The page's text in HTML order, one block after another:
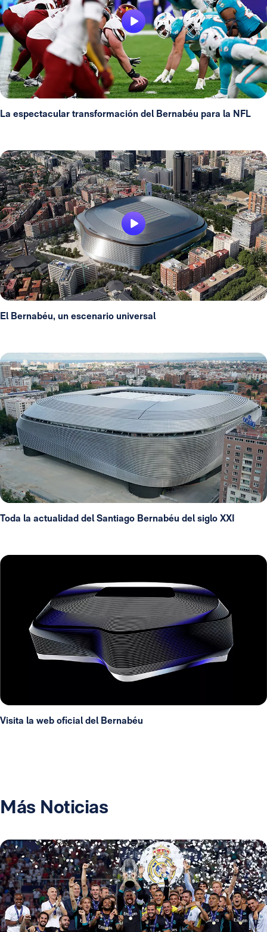
La espectacular transformación del Bernabéu para la NFL
El Bernabéu, un escenario universal
Toda la actualidad del Santiago Bernabéu del siglo XXI
Visita la web oficial del Bernabéu
Más Noticias